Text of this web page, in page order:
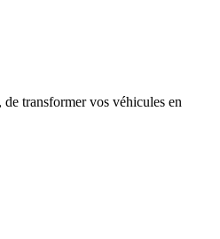
transformer vos véhicules en